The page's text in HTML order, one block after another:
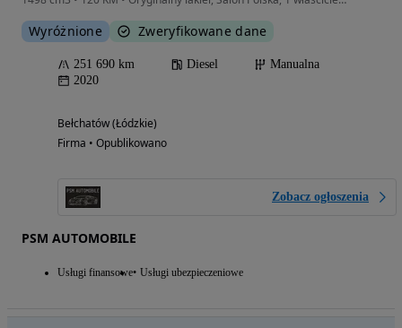
Wyróżnione Zweryfikowane dane
251 690 km Diesel
Manualna
2020
Bełchatów (Łódzkie)
Firma • Opublikowano
Zobacz ogłoszenia
PSM AUTOMOBILE
Usługi finansowe Usługi ubezpieczeniowe